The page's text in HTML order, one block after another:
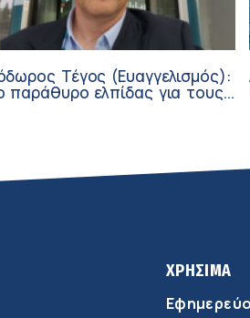
Τέγος (Ευαγγελισμός):
παράθυρο ελπίδας για τους
ΧΡΗΣΙΜΑ